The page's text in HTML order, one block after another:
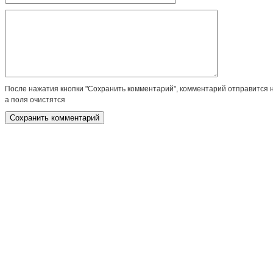
После нажатия кнопки "Сохранить комментарий", комментарий отправится
а поля очистятся